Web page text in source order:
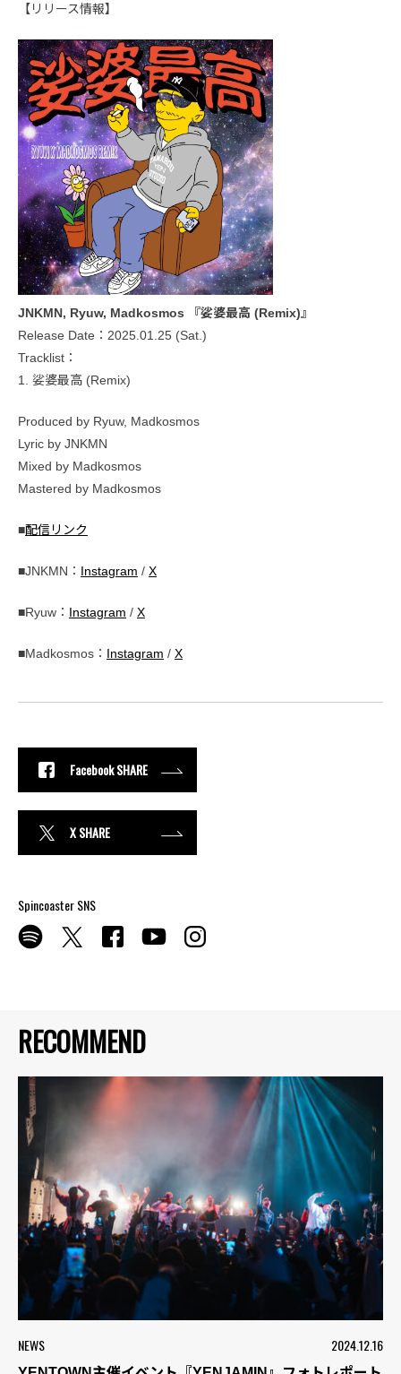
RECOMMEND
NEWS 2024.12.16
【リリース情報】
JNKMN, Ryuw, Madkosmos 『娑婆最高 (Remix)』
Release Date：2025.01.25 (Sat.)
Tracklist：
1. 娑婆最高 (Remix)
Produced by Ryuw, Madkosmos
Lyric by JNKMN
Mixed by Madkosmos
Mastered by Madkosmos
■配信リンク
■JNKMN： Instagram / X
■Ryuw： Instagram / X
■Madkosmos： Instagram / X
Facebook SHARE
X SHARE
Spincoaster SNS